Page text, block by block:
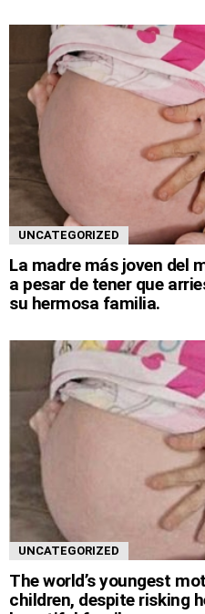
UNCATEGORIZED
La madre más joven del
a pesar de tener que
su hermosa familia.
UNCATEGORIZED
The world’s youngest
children, despite risking